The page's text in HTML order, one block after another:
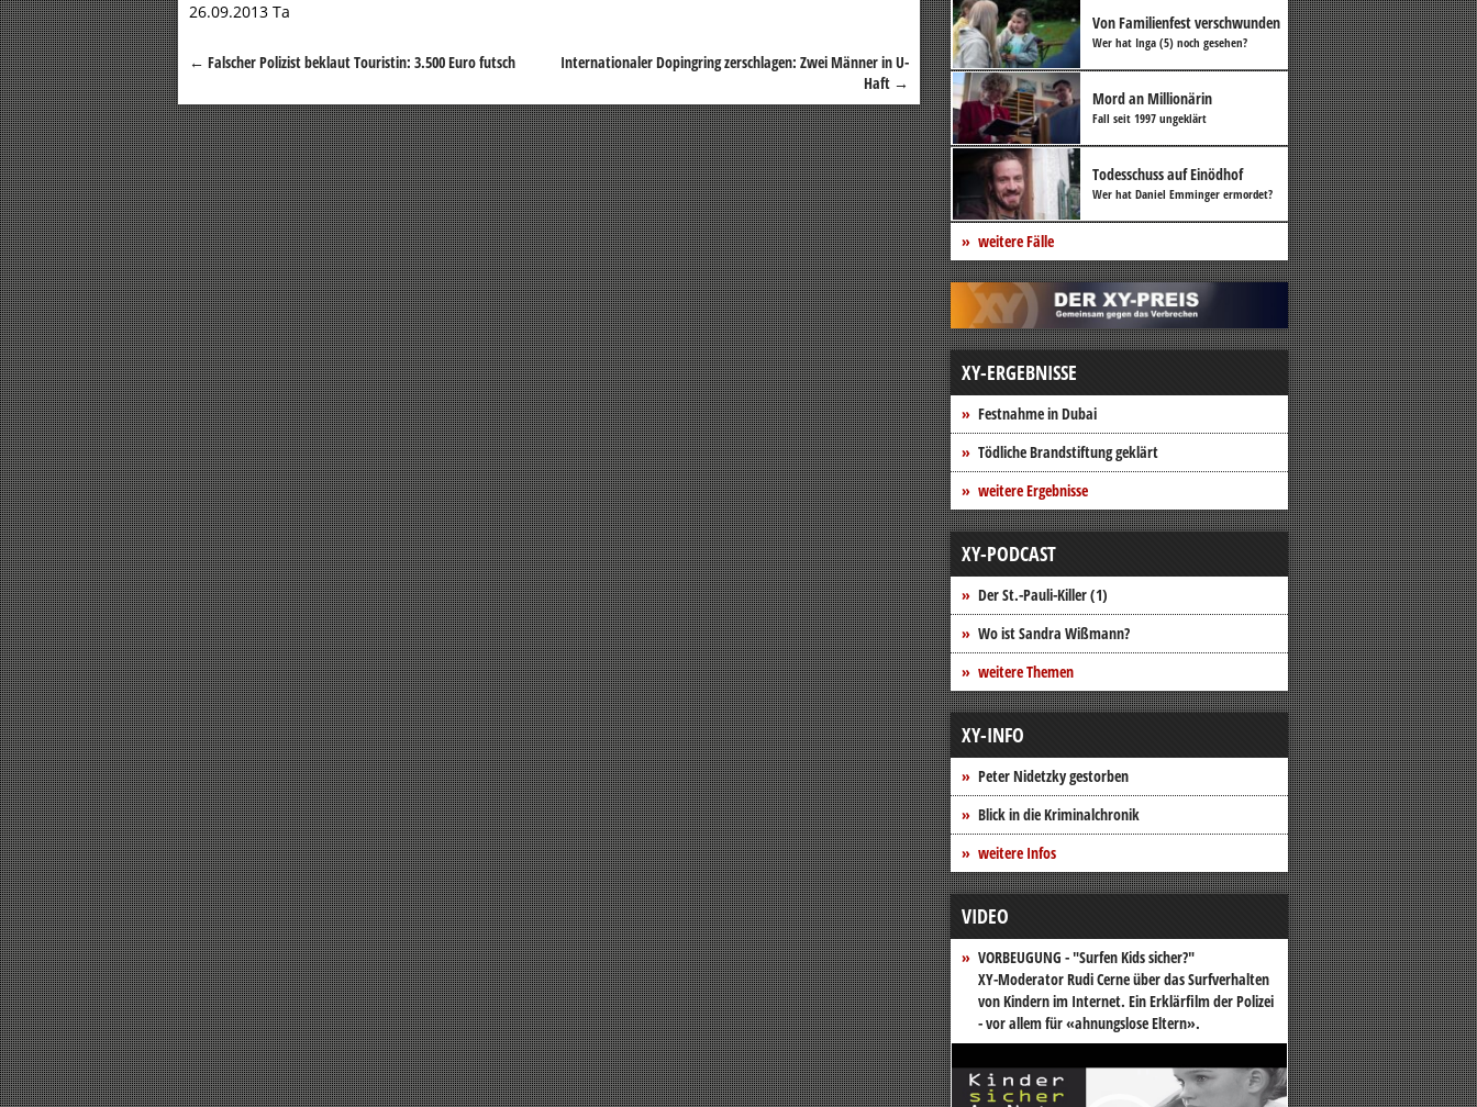
26.09.2013 Ta
Beitragsnavigation
← Falscher Polizist beklaut Touristin: 3.500 Euro futsch
Internationaler Dopingring zerschlagen: Zwei Männer in U-
Haft →
Von Familienfest verschwunden
Wer hat Inga (5) noch gesehen?
Mord an Millionärin
Fall seit 1997 ungeklärt
Todesschuss auf Einödhof
Wer hat Daniel Emminger ermordet?
weitere Fälle
XY-ERGEBNISSE
Festnahme in Dubai
Tödliche Brandstiftung geklärt
weitere Ergebnisse
XY-PODCAST
Der St.-Pauli-Killer (1)
Wo ist Sandra Wißmann?
weitere Themen
XY-INFO
Peter Nidetzky gestorben
Blick in die Kriminalchronik
weitere Infos
VIDEO
VORBEUGUNG - "Surfen Kids sicher?"
XY-Moderator Rudi Cerne über das Surfverhalten
von Kindern im Internet. Ein Erklärfilm der Polizei
- vor allem für «ahnungslose Eltern».
Video-
Player